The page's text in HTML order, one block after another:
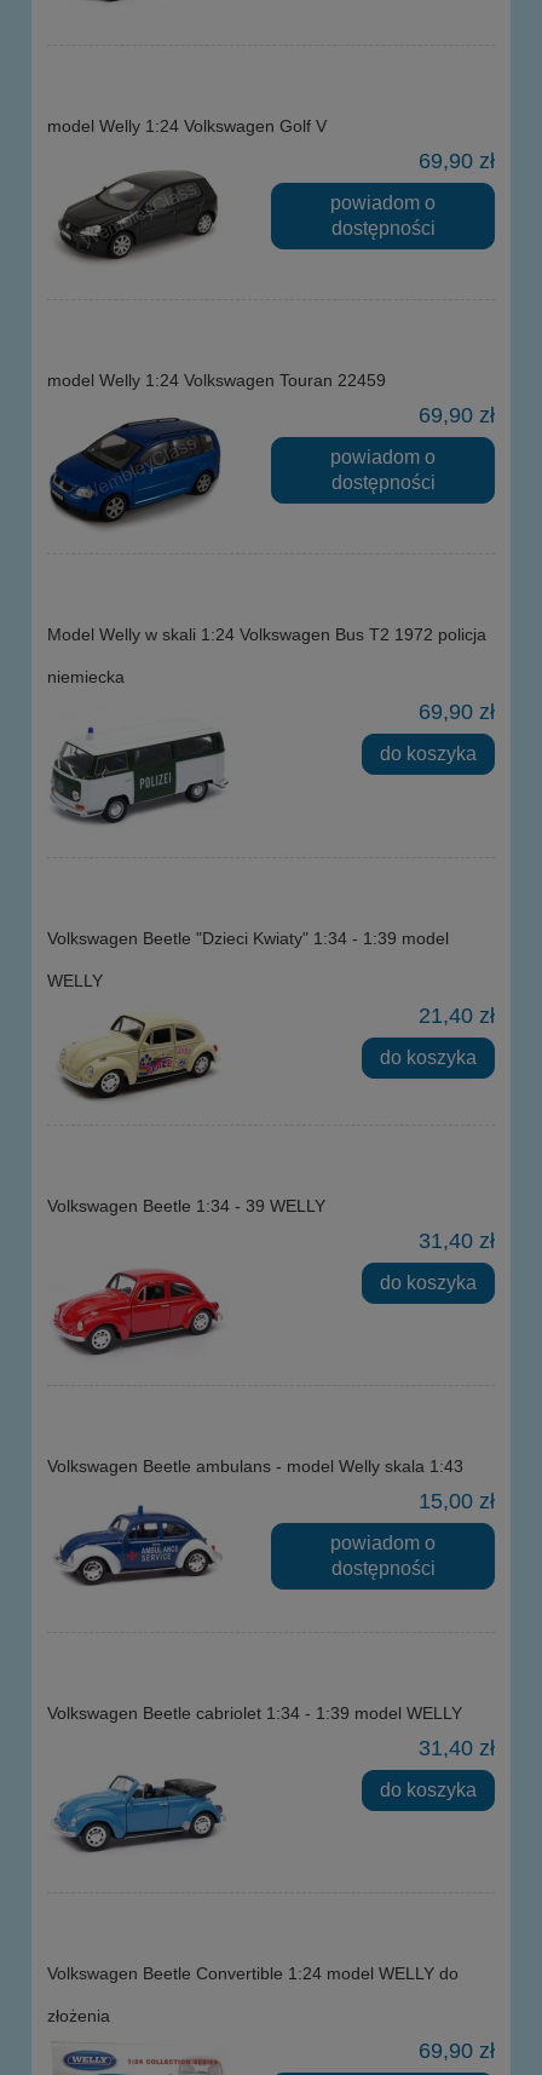
model Welly 1:24 Volkswagen Golf V
69,90 zł
powiadom o
dostępności
model Welly 1:24 Volkswagen Touran 22459
69,90 zł
powiadom o
dostępności
Model Welly w skali 1:24 Volkswagen Bus T2 1972 policja
niemiecka
69,90 zł
do koszyka
Volkswagen Beetle "Dzieci Kwiaty" 1:34 - 1:39 model
WELLY
21,40 zł
do koszyka
Volkswagen Beetle 1:34 - 39 WELLY
31,40 zł
do koszyka
Volkswagen Beetle ambulans - model Welly skala 1:43
15,00 zł
powiadom o
dostępności
Volkswagen Beetle cabriolet 1:34 - 1:39 model WELLY
31,40 zł
do koszyka
Volkswagen Beetle Convertible 1:24 model WELLY do
złożenia
69,90 zł